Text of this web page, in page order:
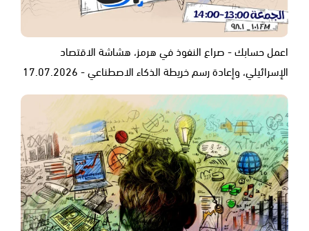
اعمل حسابك - صراع النفوذ في هرمز، هشاشة الاقتصاد
الإسرائيلي، وإعادة رسم خريطة الذكاء الاصطناعي - 17.07.2026